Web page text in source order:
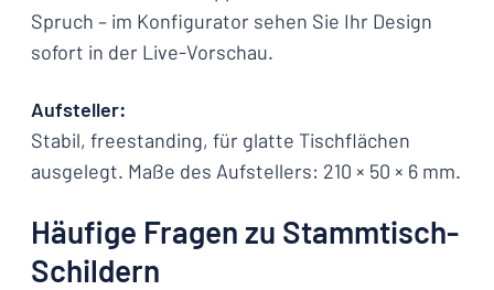
Spruch – im Konfigurator sehen Sie Ihr Design
sofort in der Live-Vorschau.
Aufsteller:
Stabil, freestanding, für glatte Tischflächen
ausgelegt. Maße des Aufstellers: 210 × 50 × 6 mm.
Häufige Fragen zu Stammtisch-
Schildern